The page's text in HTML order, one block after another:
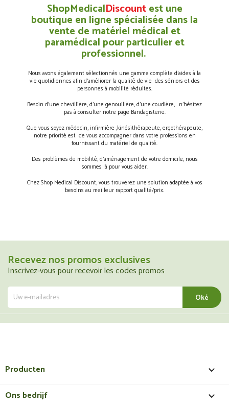
ShopMedicalDiscountest une
boutique en ligne spécialisée dans la
vente de matériel médical et
paramédical pour particulier et
professionnel.
Nous avons également sélectionnés une gamme complète d’aides à la
vie quotidiennes afin d’améliorer la qualité de vie des séniors et des
personnes à mobilité réduites.
Besoin d’une chevillière, d’une genouillère, d’une coudière,… n’hésitez
pas à consulter notre page Bandagisterie.
Que vous soyez médecin, infirmière ,kinésithérapeute, ergothérapeute,
notre priorité est de vous accompagner dans votre professions en
fournissant du matériel de qualité.
Des problèmes de mobilité, d’aménagement de votre domicile, nous
sommes là pour vous aider.
Chez Shop Medical Discount, vous trouverez une solution adaptée à vos
besoins au meilleur rapport qualité/prix.
Recevez nos promos exclusives
Inscrivez-vous pour recevoir les codes promos
Producten 
Ons bedrijf 